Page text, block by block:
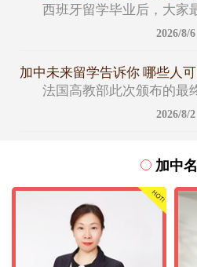
西班牙留学毕业后，大家
2026/8/6
法国高教部此次颁布的最
2026/8/2
加中